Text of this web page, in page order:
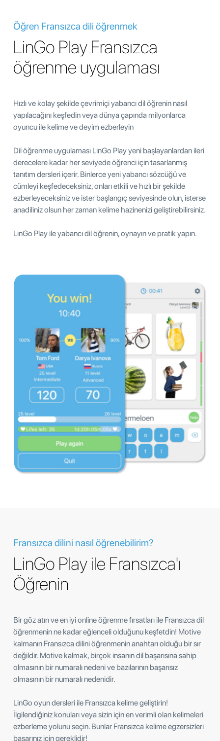
Öğren Fransızca dili öğrenmek
LinGo Play Fransızca
öğrenme uygulaması
Hızlı ve kolay şekilde çevrimiçi yabancı dil öğrenin nasıl
yapılacağını keşfedin veya dünya çapında milyonlarca
oyuncu ile kelime ve deyim ezberleyin
Dil öğrenme uygulaması LinGo Play yeni başlayanlardan ileri
derecelere kadar her seviyede öğrenci için tasarlanmış
tanıtım dersleri içerir. Binlerce yeni yabancı sözcüğü ve
cümleyi keşfedeceksiniz, onları etkili ve hızlı bir şekilde
ezberleyeceksiniz ve ister başlangıç seviyesinde olun, isterse
anadiliniz olsun her zaman kelime hazinenizi geliştirebilirsiniz.
LinGo Play ile yabancı dil öğrenin, oynayın ve pratik yapın.
Fransızca dilini nasıl öğrenebilirim?
LinGo Play ile Fransızca'ı
Öğrenin
Bir göz atın ve en iyi online öğrenme fırsatları ile Fransızca dil
öğrenmenin ne kadar eğlenceli olduğunu keşfetdin! Motive
kalmanın Fransızca dilini öğrenmenin anahtarı olduğu bir sır
değildir. Motive kalmak, birçok insanın dil başarısına sahip
olmasının bir numaralı nedeni ve bazılarının başarısız
olmasının bir numaralı nedenidir.
LinGo oyun dersleri ile Fransızca kelime geliştirin!
İlgilendiğiniz konuları veya sizin için en verimli olan kelimeleri
ezberleme yolunu seçin. Bunlar Fransızca kelime egzersizleri
başarınız için gereklidir!